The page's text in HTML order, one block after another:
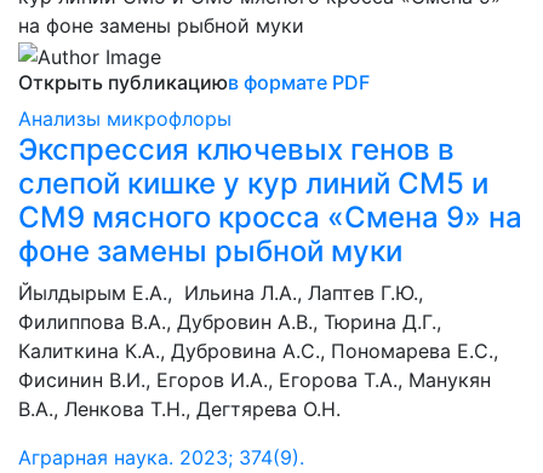
Открыть публикациюв формате PDF
Анализы микрофлоры
Экспрессия ключевых генов в
слепой кишке у кур линий СМ5 и
СМ9 мясного кросса «Смена 9» на
фоне замены рыбной муки
Йылдырым Е.А., Ильина Л.А., Лаптев Г.Ю.,
Филиппова В.А., Дубровин А.В., Тюрина Д.Г.,
Калиткина К.А., Дубровина А.С., Пономарева Е.С.,
Фисинин В.И., Егоров И.А., Егорова Т.А., Манукян
В.А., Ленкова Т.Н., Дегтярева О.Н.
Аграрная наука. 2023; 374(9).